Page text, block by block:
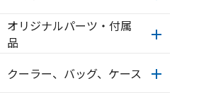
オリジナルパーツ・付属
品
クーラー、バッグ、ケース